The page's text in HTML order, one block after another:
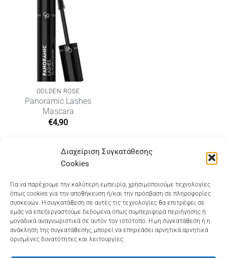
Διαχείριση Συγκατάθεσης
Cookies
Για να παρέχουμε την καλύτερη εμπειρία, χρησιμοποιούμε τεχνολογίες
όπως cookies για την αποθήκευση ή/και την πρόσβαση σε πληροφορίες
συσκευών. Η συγκατάθεση σε αυτές τις τεχνολογίες θα επιτρέψει σε
εμάς να επεξεργαστούμε δεδομένα όπως συμπεριφορά περιήγησης ή
μοναδικά αναγνωριστικά σε αυτόν τον ιστότοπο. Η μη συγκατάθεση ή η
ανάκληση της συγκατάθεσης, μπορεί να επηρεάσει αρνητικά αρνητικά
ορισμένες δυνατότητες και λειτουργίες.
GOLDEN ROSE
Panoramic Lashes
Mascara
€4,90
Dioni Hair Care, Ζυμβρακάκηδων 33, τηλ 28210
91906
Dioni Hair Spa, Κ. Σφακιανάκη 5, τηλ 28210 94712